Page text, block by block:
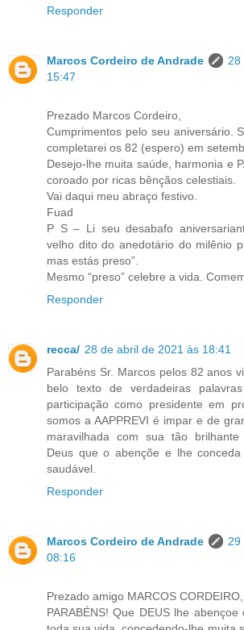
Responder
Marcos Cordeiro de Andrade
28
15:47
Prezado Marcos Cordeiro,
Cumprimentos pelo seu aniversário.
completarei os 82 (espero) em
Desejo-lhe muita saúde, harmonia e
coroado por ricas bênçãos celestiais.
Vai daqui meu abraço festivo.
Fuad
P S – Li seu desabafo
velho dito do anedotário do milênio
mas estás preso”.
Mesmo “preso” celebre a vida.
Responder
recca/ 28 de abril de 2021 às 18:41
Parabéns Sr. Marcos pelos 82 anos
belo texto de verdadeiras
participação como presidente em
somos a AAPPREVI é impar e de
maravilhada com sua tão
Deus que o abençõe e lhe
saudável.
Responder
Marcos Cordeiro de Andrade
29
08:16
Prezado amigo MARCOS CORDEIRO,
PARABÉNS! Que DEUS lhe